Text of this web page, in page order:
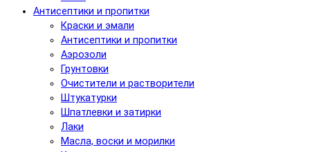
Антисептики и пропитки
Краски и эмали
Антисептики и пропитки
Аэрозоли
Грунтовки
Очистители и растворители
Штукатурки
Шпатлевки и затирки
Лаки
Масла, воски и морилки